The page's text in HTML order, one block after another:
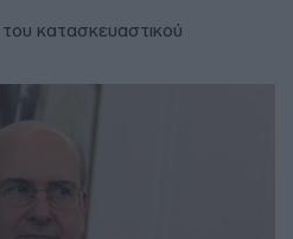
κατασκευαστικού